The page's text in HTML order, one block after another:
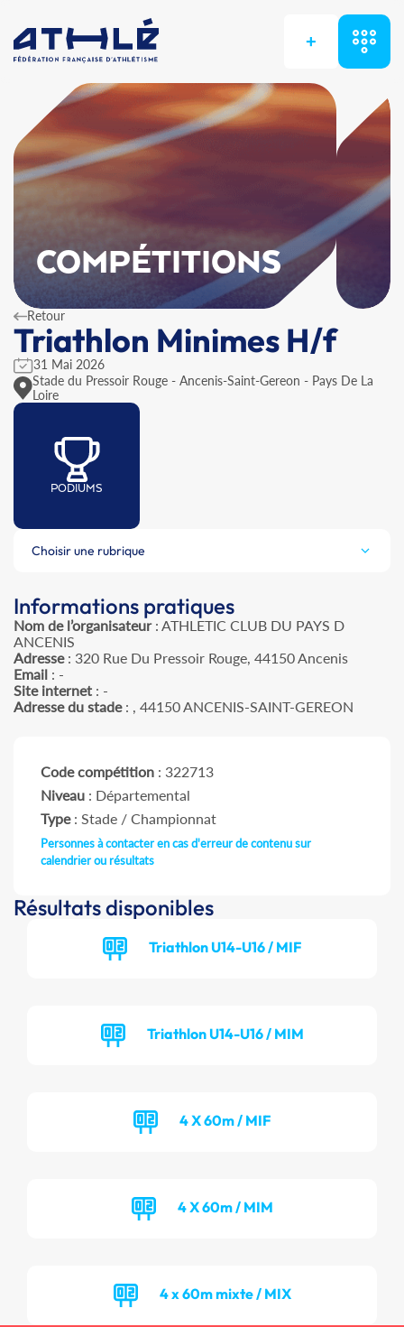
+
COMPÉTITIONS
Retour
Triathlon Minimes H/f
31 Mai 2026
Stade du Pressoir Rouge - Ancenis-Saint-Gereon - Pays De La
Loire
PODIUMS
Choisir une rubrique
Informations pratiques
Nom de l’organisateur: ATHLETIC CLUB DU PAYS D
ANCENIS
Adresse: 320 Rue Du Pressoir Rouge, 44150 Ancenis
Email : -
Site internet : -
Adresse du stade: , 44150 ANCENIS-SAINT-GEREON
Code compétition : 322713
Niveau : Départemental
Type: Stade / Championnat
Personnes à contacter en cas d'erreur de contenu sur
calendrier ou résultats
Résultats disponibles
Triathlon U14-U16 / MIF
Triathlon U14-U16 / MIM
4 X 60m / MIF
4 X 60m / MIM
4 x 60m mixte / MIX